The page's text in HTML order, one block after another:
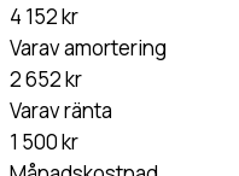
4 152 kr
Varav amortering
2 652 kr
Varav ränta
1 500 kr